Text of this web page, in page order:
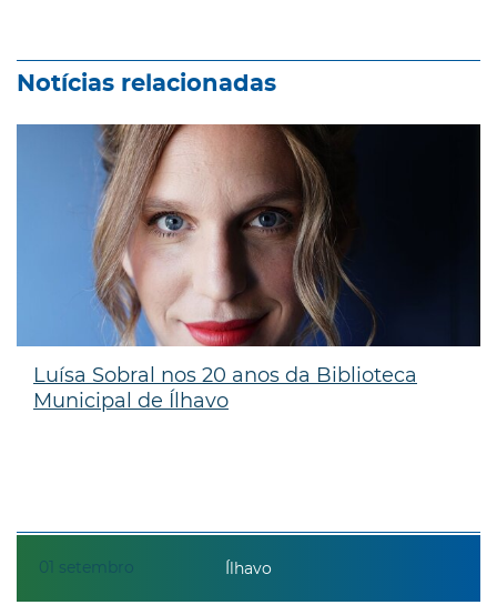
Notícias relacionadas
01 setembro
Luísa Sobral nos 20 anos da Biblioteca
Municipal de Ílhavo
Ílhavo